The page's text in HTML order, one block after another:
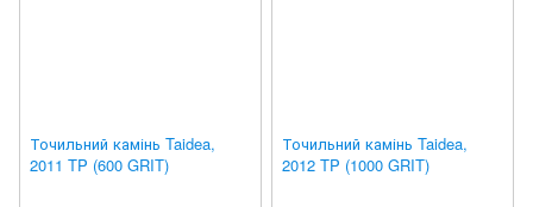
Точильний камінь Taidea,
2011 TP (600 GRIT)
Точильний камінь Taidea,
2012 TP (1000 GRIT)